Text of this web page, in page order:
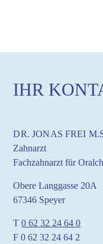
IHR
DR. JONAS FREI
Zahnarzt
Fachzahnarzt für
Obere Langgasse 20A
67346 Speyer
T0 62 32 24 64 0
F 0 62 32 24 64 2